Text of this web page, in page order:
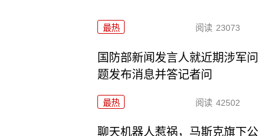
最热 阅读 23073
国防部新闻发言人就近期涉军问
题发布消息并答记者问
最热 阅读 42502
聊天机器人惹祸，马斯克旗下公